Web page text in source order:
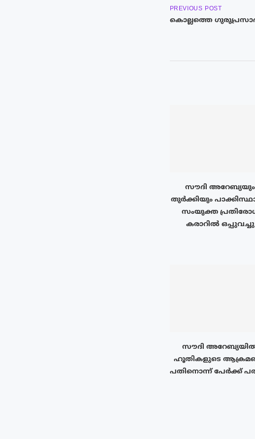
PREVIOUS POST
കൊല്ലത്തെ
സൗദി അറേബ്യയും
തുർക്കിയും
സംയുക്ത
കരാറിൽ ഒപ്പുവച്ചു
സൗദി
ഹൂതികളുടെ
പതിനൊന്ന് പേർക്ക്